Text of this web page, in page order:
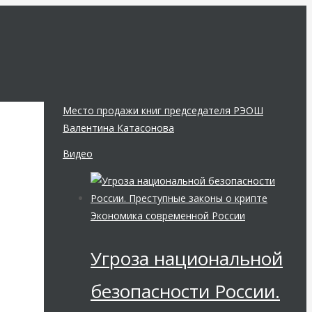
Место продажи книг председателя РЭОШ
Валентина Катасонова
Видео
Экономика современной России
Угроза национальной
безопасности России.